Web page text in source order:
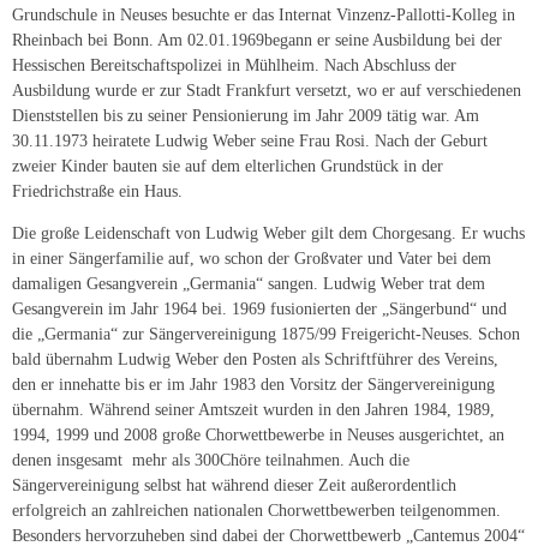
Grundschule in Neuses besuchte er das Internat Vinzenz-Pallotti-Kolleg in
Rheinbach bei Bonn. Am 02.01.1969begann er seine Ausbildung bei der
Hessischen Bereitschaftspolizei in Mühlheim. Nach Abschluss der
Ausbildung wurde er zur Stadt Frankfurt versetzt, wo er auf verschiedenen
Dienststellen bis zu seiner Pensionierung im Jahr 2009 tätig war. Am
30.11.1973 heiratete Ludwig Weber seine Frau Rosi. Nach der Geburt
zweier Kinder bauten sie auf dem elterlichen Grundstück in der
Friedrichstraße ein Haus.
Die große Leidenschaft von Ludwig Weber gilt dem Chorgesang. Er wuchs
in einer Sängerfamilie auf, wo schon der Großvater und Vater bei dem
damaligen Gesangverein „Germania“ sangen. Ludwig Weber trat dem
Gesangverein im Jahr 1964 bei. 1969 fusionierten der „Sängerbund“ und
die „Germania“ zur Sängervereinigung 1875/99 Freigericht-Neuses. Schon
bald übernahm Ludwig Weber den Posten als Schriftführer des Vereins,
den er innehatte bis er im Jahr 1983 den Vorsitz der Sängervereinigung
übernahm. Während seiner Amtszeit wurden in den Jahren 1984, 1989,
1994, 1999 und 2008 große Chorwettbewerbe in Neuses ausgerichtet, an
denen insgesamt mehr als 300Chöre teilnahmen. Auch die
Sängervereinigung selbst hat während dieser Zeit außerordentlich
erfolgreich an zahlreichen nationalen Chorwettbewerben teilgenommen.
Besonders hervorzuheben sind dabei der Chorwettbewerb „Cantemus 2004“